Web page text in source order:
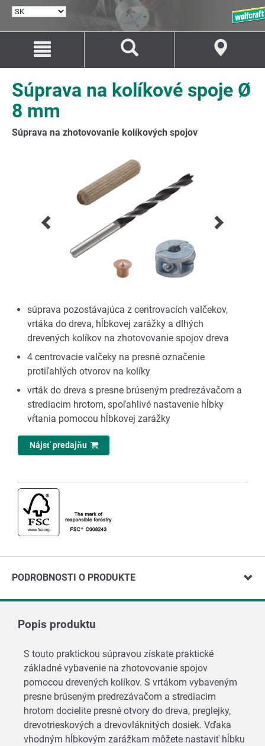
Obsah
Navigáciu
Súprava na kolíkové spoje Ø
8 mm
Súprava na zhotovovanie kolíkových spojov
súprava pozostávajúca z centrovacích valčekov,
vrtáka do dreva, hĺbkovej zarážky a dlhých
drevených kolíkov na zhotovovanie spojov dreva
4 centrovacie valčeky na presné označenie
protiľahlých otvorov na kolíky
vrták do dreva s presne brúseným predrezávačom a
strediacim hrotom, spoľahlivé nastavenie hĺbky
vŕtania pomocou hĺbkovej zarážky
Nájsť predajňu
PODROBNOSTI O PRODUKTE
Popis produktu
S touto praktickou súpravou získate praktické
základné vybavenie na zhotovovanie spojov
pomocou drevených kolíkov. S vrtákom vybaveným
presne brúseným predrezávačom a strediacim
hrotom docielite presné otvory do dreva, preglejky,
drevotrieskových a drevovláknitých dosiek. Vďaka
vhodným hĺbkovým zarážkam môžete nastaviť hĺbku